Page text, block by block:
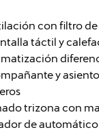
con filtro
táctil y
y
trizona con
de automático